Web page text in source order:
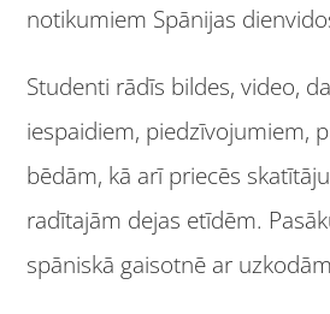
notikumiem Spānijas
Studenti rādīs bildes, video,
iespaidiem, piedzīvojumiem,
bēdām, kā arī priecēs
radītajām dejas etīdēm.
spāniskā gaisotnē ar